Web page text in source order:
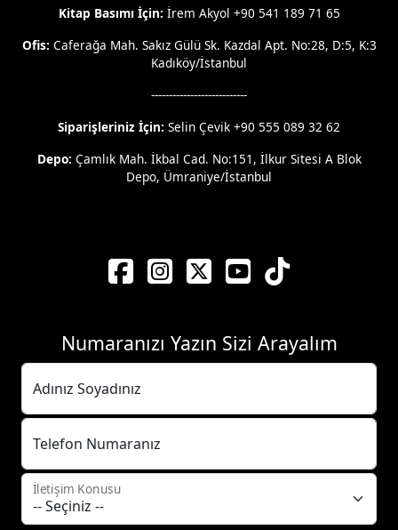
Kitap Basımı İçin: İrem Akyol +90 541 189 71 65
Ofis: Caferağa Mah. Sakız Gülü Sk. Kazdal Apt. No:28, D:5, K:3
Kadıköy/İstanbul
---------------------------
Siparişleriniz İçin: Selin Çevik +90 555 089 32 62
Depo: Çamlık Mah. İkbal Cad. No:151, İlkur Sitesi A Blok
Depo, Ümraniye/İstanbul
Numaranızı Yazın Sizi Arayalım
Adınız Soyadınız
Telefon Numaranız
İletişim Konusu